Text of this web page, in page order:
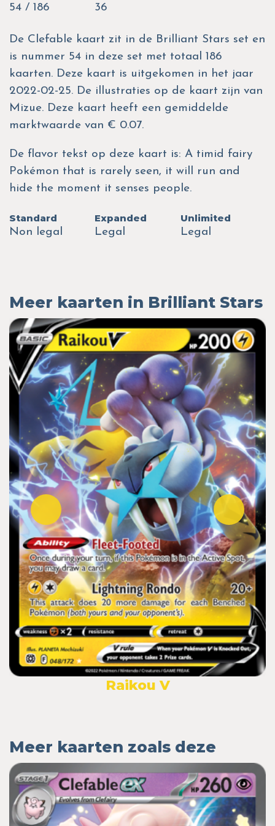
54 / 186
36
De Clefable kaart zit in de Brilliant Stars set en
is nummer 54 in deze set met totaal 186
kaarten. Deze kaart is uitgekomen in het jaar
2022-02-25. De illustraties op de kaart zijn van
Mizue. Deze kaart heeft een gemiddelde
marktwaarde van € 0.07.
De flavor tekst op deze kaart is: A timid fairy
Pokémon that is rarely seen, it will run and
hide the moment it senses people.
Standard
Non legal
Expanded
Legal
Unlimited
Legal
Meer kaarten in Brilliant Stars
Raikou V
Meer kaarten zoals deze